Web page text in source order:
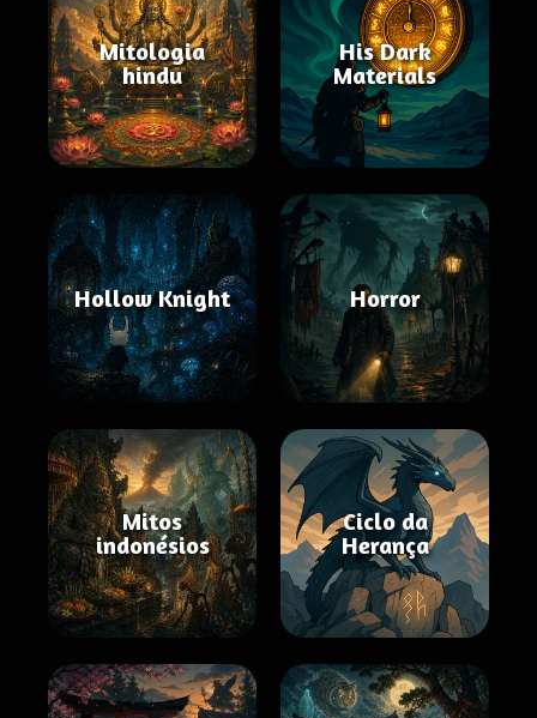
Mitologia
hindu
His Dark
Materials
Hollow Knight Horror
Mitos
indonésios
Ciclo da
Herança